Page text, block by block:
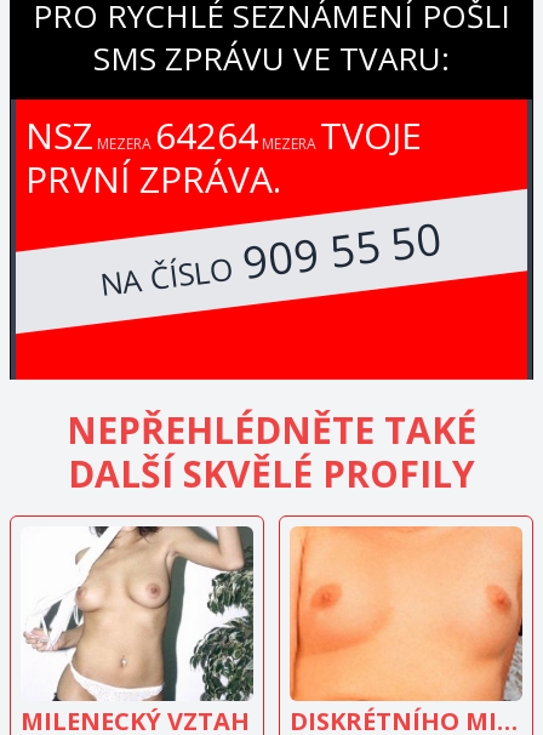
PRO RYCHLÉ SEZNÁMENÍ POŠLI
SMS ZPRÁVU VE TVARU:
NSZ MEZERA 64264 MEZERA TVOJE
PRVNÍ ZPRÁVA.
NA ČÍSLO909 55 50
NEPŘEHLÉDNĚTE TAKÉ
DALŠÍ SKVĚLÉ PROFILY
ZOBRAZIT
INZERÁT
MILENECKÝ VZTAH
ZOBRAZIT
INZERÁT
DISKRÉTNÍHO MILENCE